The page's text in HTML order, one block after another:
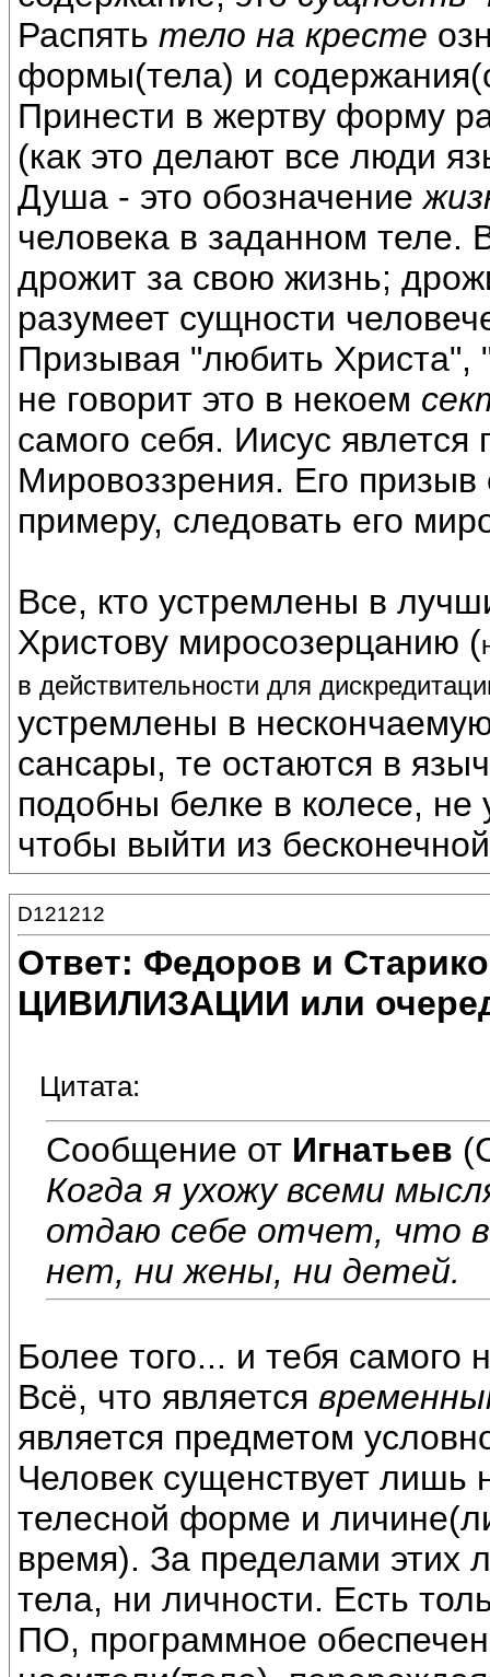
Распять тело на кресте
формы(тела) и
Принести в жертву форму
(как это делают все люди
Душа - это обозначение
человека в заданном теле.
дрожит за свою жизнь;
разумеет сущности
Призывая "любить Христа",
не говорит это в некоем
самого себя. Иисус
Мировоззрения. Его призыв
примеру, следовать его
Все, кто устремлены в
Христову миросозерцанию (
в действительности для
устремлены в
сансары, те остаются в
подобны белке в колесе,
чтобы выйти из
D121212
Ответ: Федоров и
ЦИВИЛИЗАЦИИ или
Цитата:
Сообщение от Игнатьев
Когда я ухожу всеми
отдаю себе отчет, что
нет, ни жены, ни детей.
Более того... и тебя самого
Всё, что является
является предметом
Человек сущенствует лишь
телесной форме и
время). За пределами этих
тела, ни личности. Есть
ПО, программное